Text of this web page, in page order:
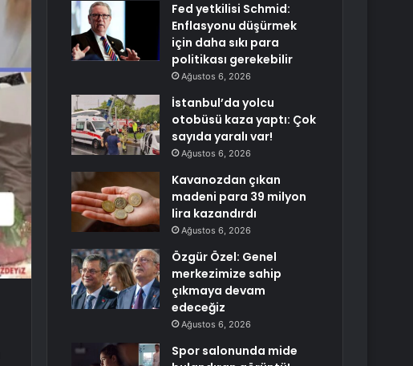
Fed yetkilisi Schmid:
Enflasyonu düşürmek
için daha sıkı para
politikası gerekebilir
Ağustos 6, 2026
İstanbul’da yolcu
otobüsü kaza yaptı: Çok
sayıda yaralı var!
Ağustos 6, 2026
Kavanozdan çıkan
madeni para 39 milyon
lira kazandırdı
Ağustos 6, 2026
Özgür Özel: Genel
merkezimize sahip
çıkmaya devam
edeceğiz
Ağustos 6, 2026
Spor salonunda mide